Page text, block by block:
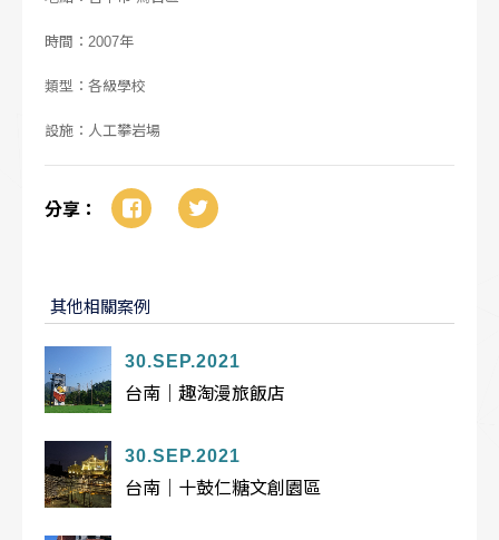
時間：2007年
類型：各級學校
設施：人工攀岩場
分享：
其他相關案例
30.SEP.2021
台南｜趣淘漫旅飯店
30.SEP.2021
台南｜十鼓仁糖文創園區